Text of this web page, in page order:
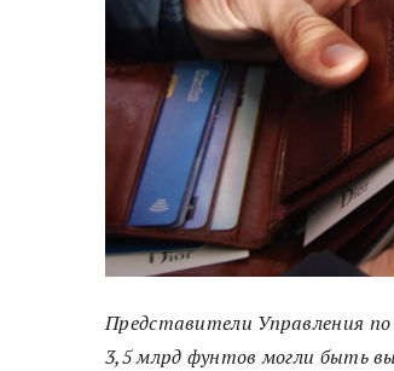
Представители Управления
3,5 млрд фунтов могли быть